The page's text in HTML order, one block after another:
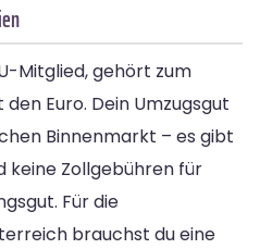
Mitglied, gehört zum
Euro. Dein Umzugsgut
Binnenmarkt – es gibt
keine Zollgebühren für
Für die
brauchst du eine